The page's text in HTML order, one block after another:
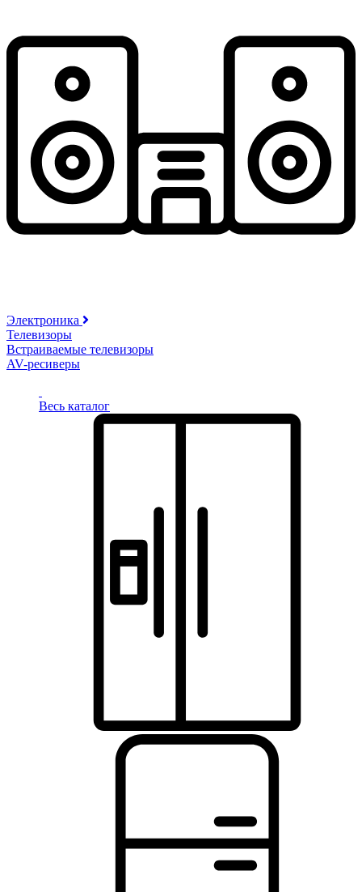
Электроника
Телевизоры
Встраиваемые телевизоры
AV-ресиверы
Весь каталог